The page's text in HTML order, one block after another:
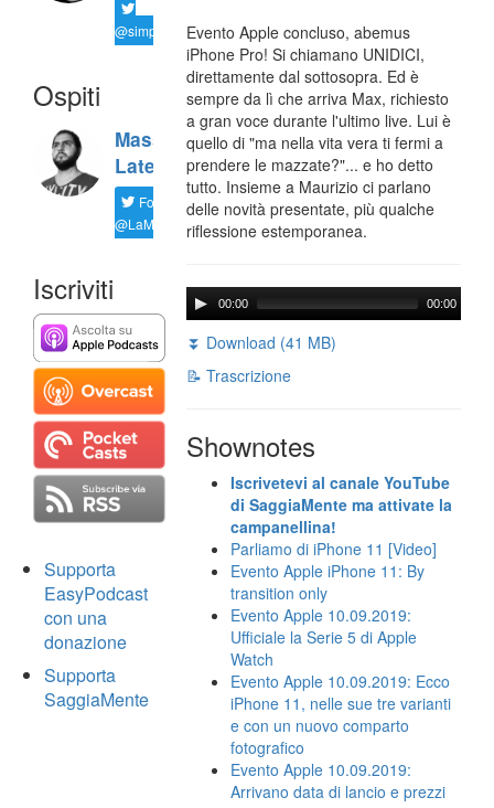
@simplemal
Ospiti
Massimiliano
Latella
Follow
@LaMaxImages
Iscriviti
Supporta
EasyPodcast
con una
donazione
Supporta
SaggiaMente
Evento Apple concluso, abemus
iPhone Pro! Si chiamano UNIDICI,
direttamente dal sottosopra. Ed è
sempre da lì che arriva Max, richiesto
a gran voce durante l'ultimo live. Lui è
quello di "ma nella vita vera ti fermi a
prendere le mazzate?"... e ho detto
tutto. Insieme a Maurizio ci parlano
delle novità presentate, più qualche
riflessione estemporanea.
00:00 00:00
⏬ Download (41 MB)
📝 Trascrizione
Shownotes
Iscrivetevi al canale YouTube
di SaggiaMente ma attivate la
campanellina!
Parliamo di iPhone 11 [Video]
Evento Apple iPhone 11: By
transition only
Evento Apple 10.09.2019:
Ufficiale la Serie 5 di Apple
Watch
Evento Apple 10.09.2019: Ecco
iPhone 11, nelle sue tre varianti
e con un nuovo comparto
fotografico
Evento Apple 10.09.2019:
Arrivano data di lancio e prezzi